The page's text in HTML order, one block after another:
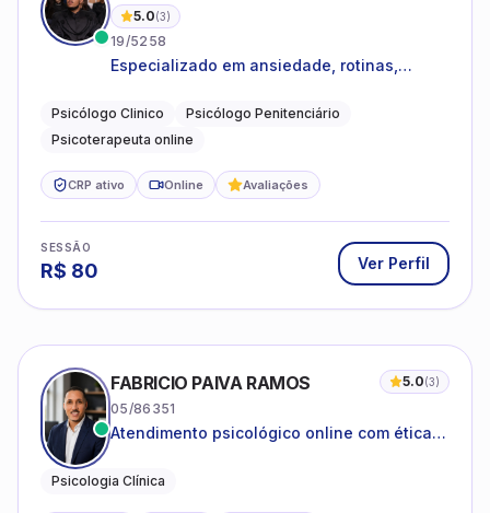
5.0(3)
19/5258
Especializado em ansiedade, rotinas,
familiares e questões comportamentais.
Psicólogo Clinico
Psicólogo Penitenciário
Psicoterapeuta online
CRP ativo Online Avaliações
SESSÃO
R$ 80 Ver Perfil
FABRICIO PAIVA RAMOS 5.0(3)
05/86351
Atendimento psicológico online com ética,
Psicologia Clínica